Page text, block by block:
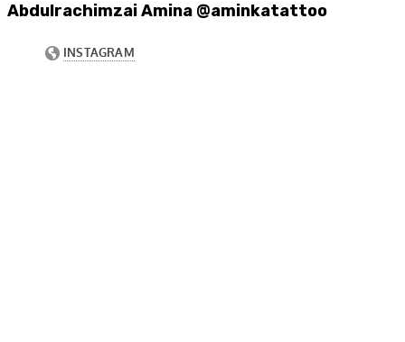
Abdulrachimzai Amina @aminkatattoo